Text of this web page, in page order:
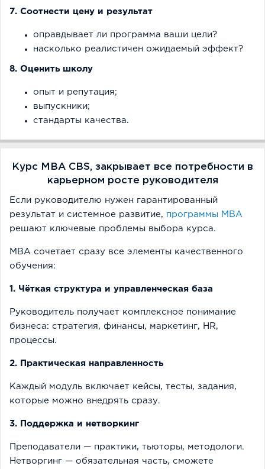
7. Соотнести цену и результат
оправдывает ли программа ваши цели?
насколько реалистичен ожидаемый эффект?
8. Оценить школу
опыт и репутация;
выпускники;
стандарты качества.
Курс MBA CBS, закрывает все потребности в
карьерном росте руководителя
Если руководителю нужен гарантированный
результат и системное развитие, программы MBA
решают ключевые проблемы выбора курса.
MBA сочетает сразу все элементы качественного
обучения:
1. Чёткая структура и управленческая база
Руководитель получает комплексное понимание
бизнеса: стратегия, финансы, маркетинг, HR,
процессы.
2. Практическая направленность
Каждый модуль включает кейсы, тесты, задания,
которые можно внедрять сразу.
3. Поддержка и нетворкинг
Преподаватели — практики, тьюторы, методологи.
Нетворгинг — обязательная часть, сможете